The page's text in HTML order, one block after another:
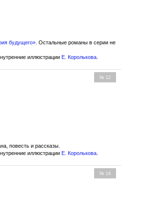
будущего» . Остальные романы в серии не
иллюстрации Е. Королькова
№ 12
повесть и рассказы.
иллюстрации Е. Королькова
№ 14